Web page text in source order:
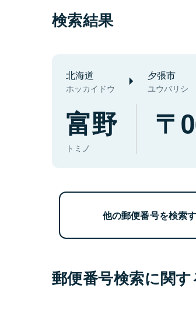
検索結果
北海道
ホッカイドウ
夕張市
ユウバリシ
富野
トミノ
他の郵便番号を検索
郵便番号検索に関